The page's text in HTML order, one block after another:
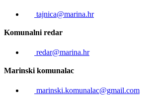
tajnica@marina.hr
Komunalni redar
redar@marina.hr
Marinski komunalac
marinski.komunalac@gmail.com